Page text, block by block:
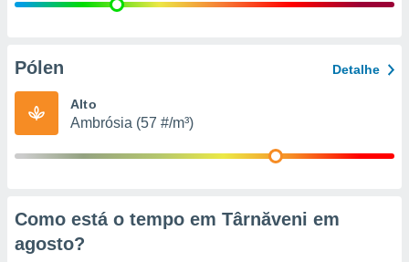
e
de
Pólen Detalhe
Alto
Ambrósia (57 #/m³)
Como está o tempo em Târnăveni em
agosto?